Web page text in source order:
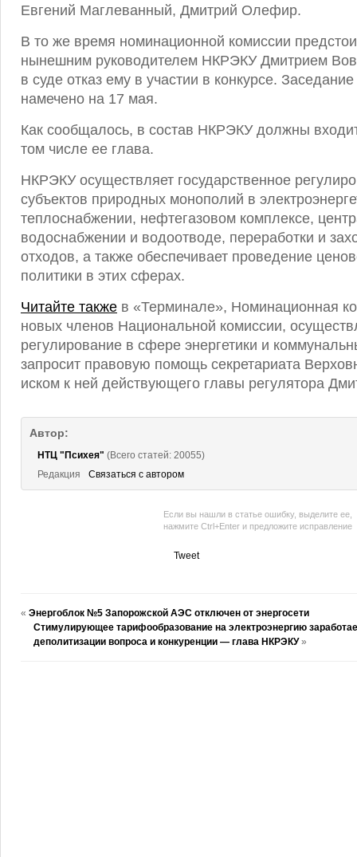
Евгений Маглеванный, Дмитрий Олефир.
В то же время номинационной комиссии
нынешним руководителем НКРЭКУ Дмитрием
в суде отказ ему в участии в конкурсе.
намечено на 17 мая.
Как сообщалось, в состав НКРЭКУ должны
том числе ее глава.
НКРЭКУ осуществляет государственное
субъектов природных монополий в
теплоснабжении, нефтегазовом комплексе,
водоснабжении и водоотводе, переработки и
отходов, а также обеспечивает проведение
политики в этих сферах.
Читайте также в «Терминале», Номинационная
новых членов Национальной комиссии,
регулирование в сфере энергетики и
запросит правовую помощь секретариата
иском к ней действующего главы регулятора
Автор:
НТЦ "Психея" (Всего статей: 20055)
Редакция
Связаться с автором
Если вы нашли в статье ошибку, выделите ее,
нажмите Ctrl+Enter и предложите исправление
Tweet
« Энергоблок №5 Запорожской АЭС отключен от энергосети
Стимулирующее тарифообразование на электроэнергию
деполитизации вопроса и конкуренции — глава НКРЭКУ»